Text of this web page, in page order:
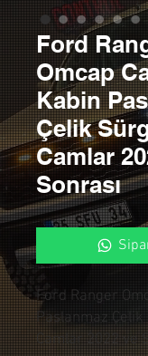
Ford
Omcap
Kabin
Çelik
Camlar
Sonrası
Ford Ranger
Paslanmaz Çelik
Camlar 2022 ve